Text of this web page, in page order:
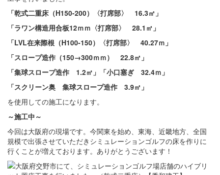
「乾式二重床（H150-200）〈打席部〉 16.3㎡」
「ラワン構造用合板12ｍｍ〈打席部〉 28.1㎡」
「LVL在来際根（H100-150）〈打席部〉 40.27ｍ」
「スロープ造作（150→300ｍｍ） 22.8㎡」
「集球スロープ造作 1.2㎡」「小口塞ぎ 32.4ｍ」
「スクリーン奥 集球スロープ造作 3.9㎡」
を使用しての施工になります。
～施工中～
今回は大阪府の現場です。今関東を始め、東海、近畿地方、全国
規模で出張させていただきシミュレーションゴルフの床を作りに
行くことが増えております。ありがとうございます！